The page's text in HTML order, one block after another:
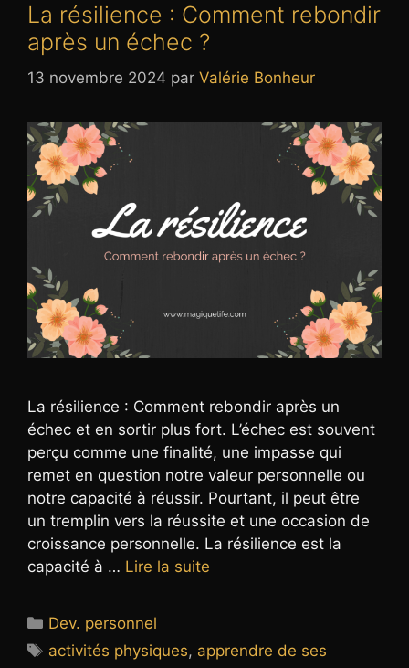
La résilience : Comment rebondir
après un échec ?
13 novembre 2024 par Valérie Bonheur
La résilience : Comment rebondir après un
échec et en sortir plus fort. L’échec est souvent
perçu comme une finalité, une impasse qui
remet en question notre valeur personnelle ou
notre capacité à réussir. Pourtant, il peut être
un tremplin vers la réussite et une occasion de
croissance personnelle. La résilience est la
capacité à … Lire la suite
Catégories
Dev. personnel
Étiquettes
activités physiques, apprendre de ses